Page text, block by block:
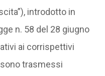
introdotto in
n. 58 del 28 giugno
ai corrispettivi
trasmessi